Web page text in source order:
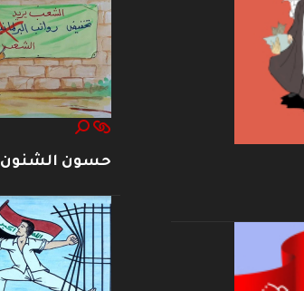
حسون الشنون